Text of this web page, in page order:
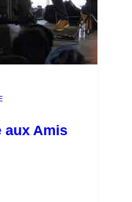
aux Amis